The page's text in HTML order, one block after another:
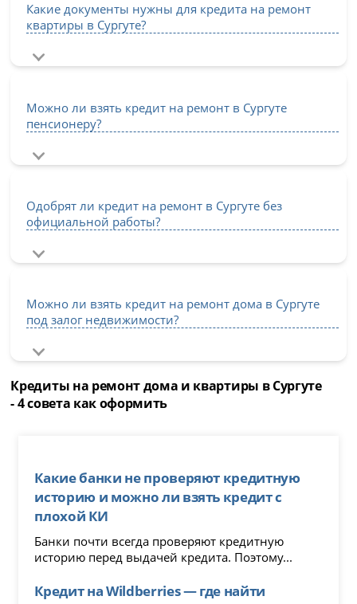
Какие документы нужны для кредита на ремонт
квартиры в Сургуте?
Можно ли взять кредит на ремонт в Сургуте
пенсионеру?
Одобрят ли кредит на ремонт в Сургуте без
официальной работы?
Можно ли взять кредит на ремонт дома в Сургуте
под залог недвижимости?
Кредиты на ремонт дома и квартиры в Сургуте
- 4 совета как оформить
Какие банки не проверяют кредитную
историю и можно ли взять кредит с
плохой КИ
Банки почти всегда проверяют кредитную
историю перед выдачей кредита. Поэтому...
Кредит на Wildberries — где найти